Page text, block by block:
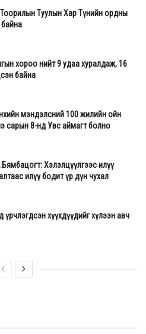
Туулын Хар Түнийн ордны
байна
хороо нийт 9 удаа хуралдаж, 16
байна
мэндэлсний 100 жилийн ойн
сарын 8-нд Увс аймагт болно
Хэлэлцүүлгээс илүү
илүү бодит үр дүн чухал
хүүхдүүдийг хүлээн авч